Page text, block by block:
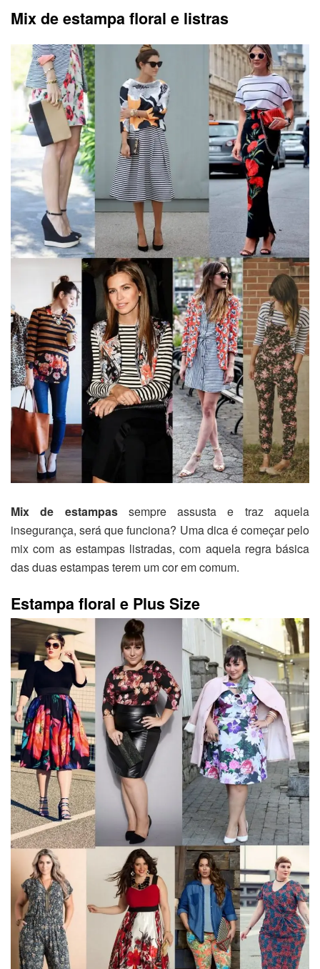
Mix de estampa floral e listras
Mix de estampassempre assusta e traz aquela
insegurança, será que funciona? Uma dica é começar pelo
mix com as estampas listradas, com aquela regra básica
das duas estampas terem um cor em comum.
Estampa floral e Plus Size